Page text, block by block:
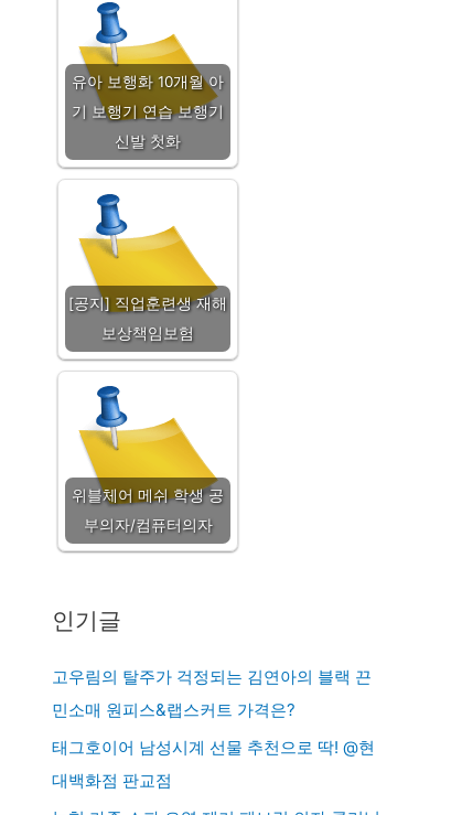
유아 보행화 10개월 아
기 보행기 연습 보행기
신발 첫화
[공지] 직업훈련생 재해
보상책임보험
위블체어 메쉬 학생 공
부의자/컴퓨터의자
인기글
고우림의 탈주가 걱정되는 김연아의 블랙 끈
민소매 원피스&랩스커트 가격은?
태그호이어 남성시계 선물 추천으로 딱! @현
대백화점 판교점